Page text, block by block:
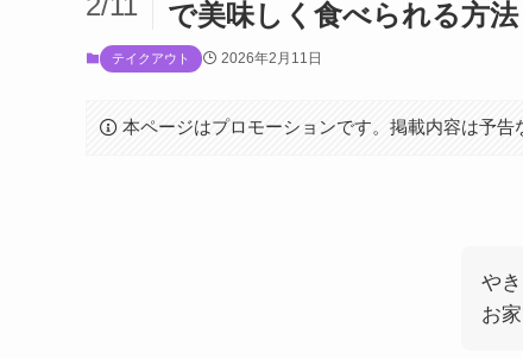
で美味しく食べられる方法
テイクアウト 2026年2月11日
本ページはプロモーションです。掲載内容は予告
や
お